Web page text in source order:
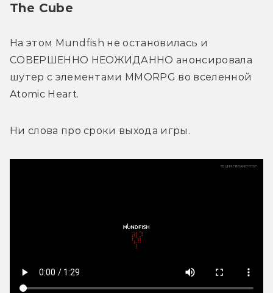
The Cube
На этом Mundfish не остановилась и
СОВЕРШЕННО НЕОЖИДАННО анонсировала
шутер с элементами MMORPG во вселенной
Atomic Heart.
Ни слова про сроки выхода игры.